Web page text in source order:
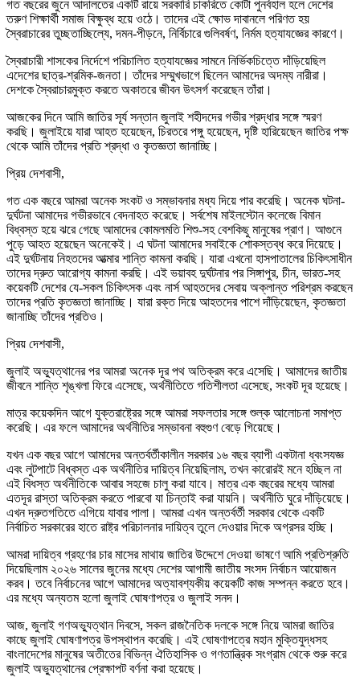
গত বছরের জুনে আদালতের একটি রায়ে সরকারি চাকরিতে কোটা পুনর্বহাল হলে দেশের
তরুণ শিক্ষার্থী সমাজ বিক্ষুব্ধ হয়ে ওঠে। তাদের এই ক্ষোভ দাবানলে পরিণত হয়
স্বৈরাচারের তুচ্ছতাচ্ছিল্যে, দমন-পীড়নে, নির্বিচারে গুলিবর্ষণ, নির্মম হত্যাযজ্ঞের কারণে।
স্বৈরাচারী শাসকের নির্দেশে পরিচালিত হত্যাযজ্ঞের সামনে নির্ভিকচিত্তে দাঁড়িয়েছিল
এদেশের ছাত্র-শ্রমিক-জনতা। তাঁদের সম্মুখভাগে ছিলেন আমাদের অদম্য নারীরা।
দেশকে স্বৈরাচারমুক্ত করতে অকাতরে জীবন উৎসর্গ করেছেন তাঁরা।
আজকের দিনে আমি জাতির সূর্য সন্তান জুলাই শহীদদের গভীর শ্রদ্ধার সঙ্গে স্মরণ
করছি। জুলাইয়ে যারা আহত হয়েছেন, চিরতরে পঙ্গু হয়েছেন, দৃষ্টি হারিয়েছেন জাতির পক্ষ
থেকে আমি তাঁদের প্রতি শ্রদ্ধা ও কৃতজ্ঞতা জানাচ্ছি।
প্রিয় দেশবাসী,
গত এক বছরে আমরা অনেক সংকট ও সম্ভাবনার মধ্য দিয়ে পার করেছি। অনেক ঘটনা-
দুর্ঘটনা আমাদের গভীরভাবে বেদনাহত করেছে। সর্বশেষ মাইলস্টোন কলেজে বিমান
বিধ্বস্ত হয়ে ঝরে গেছে আমাদের কোমলমতি শিশু-সহ বেশকিছু মানুষের প্রাণ। আগুনে
পুড়ে আহত হয়েছেন অনেকেই। এ ঘটনা আমাদের সবাইকে শোকস্তব্ধ করে দিয়েছে।
এই দুর্ঘটনায় নিহতদের আত্মার শান্তি কামনা করছি। যারা এখনো হাসপাতালের চিকিৎসাধীন
তাদের দ্রুত আরোগ্য কামনা করছি। এই ভয়াবহ দুর্ঘটনার পর সিঙ্গাপুর, চীন, ভারত-সহ
কয়েকটি দেশের যে-সকল চিকিৎসক এবং নার্স আহতদের সেবায় অক্লান্ত পরিশ্রম করছেন
তাদের প্রতি কৃতজ্ঞতা জানাচ্ছি। যারা রক্ত দিয়ে আহতদের পাশে দাঁড়িয়েছেন, কৃতজ্ঞতা
জানাচ্ছি তাঁদের প্রতিও।
প্রিয় দেশবাসী,
জুলাই অভ্যুত্থানের পর আমরা অনেক দূর পথ অতিক্রম করে এসেছি। আমাদের জাতীয়
জীবনে শান্তি শৃঙ্খলা ফিরে এসেছে, অর্থনীতিতে গতিশীলতা এসেছে, সংকট দূর হয়েছে।
মাত্র কয়েকদিন আগে যুক্তরাষ্ট্রের সঙ্গে আমরা সফলতার সঙ্গে শুল্ক আলোচনা সমাপ্ত
করেছি। এর ফলে আমাদের অর্থনীতির সম্ভাবনা বহুগুণ বেড়ে গিয়েছে।
যখন এক বছর আগে আমাদের অন্তর্বর্তীকালীন সরকার ১৬ বছর ব্যাপী একটানা ধ্বংসযজ্ঞ
এবং লুটপাটে বিধ্বস্ত এক অর্থনীতির দায়িত্ব নিয়েছিলাম, তখন কারোরই মনে হচ্ছিল না
এই বিধস্ত অর্থনীতিকে আবার সহজে চালু করা যাবে। মাত্র এক বছরের মধ্যে আমরা
এতদূর রাস্তা অতিক্রম করতে পারবো যা চিন্তাই করা যায়নি। অর্থনীতি ঘুরে দাঁড়িয়েছে।
এখন দ্রুতগতিতে এগিয়ে যাবার পালা। আমরা এখন অন্তর্বর্তী সরকার থেকে একটি
নির্বাচিত সরকারের হাতে রাষ্ট্র পরিচালনার দায়িত্ব তুলে দেওয়ার দিকে অগ্রসর হচ্ছি।
আমরা দায়িত্ব গ্রহণের চার মাসের মাথায় জাতির উদ্দেশে দেওয়া ভাষণে আমি প্রতিশ্রুতি
দিয়েছিলাম ২০২৬ সালের জুনের মধ্যে দেশের আগামী জাতীয় সংসদ নির্বাচন আয়োজন
করব। তবে নির্বাচনের আগে আমাদের অত্যাবশ্যকীয় কয়েকটি কাজ সম্পন্ন করতে হবে।
এর মধ্যে অন্যতম হলো জুলাই ঘোষণাপত্র ও জুলাই সনদ।
আজ, জুলাই গণঅভ্যুত্থান দিবসে, সকল রাজনৈতিক দলকে সঙ্গে নিয়ে আমরা জাতির
কাছে জুলাই ঘোষণাপত্র উপস্থাপন করেছি। এই ঘোষণাপত্রে মহান মুক্তিযুদ্ধসহ
বাংলাদেশের মানুষের অতীতের বিভিন্ন ঐতিহাসিক ও গণতান্ত্রিক সংগ্রাম থেকে শুরু করে
জুলাই অভ্যুত্থানের প্রেক্ষাপট বর্ণনা করা হয়েছে।